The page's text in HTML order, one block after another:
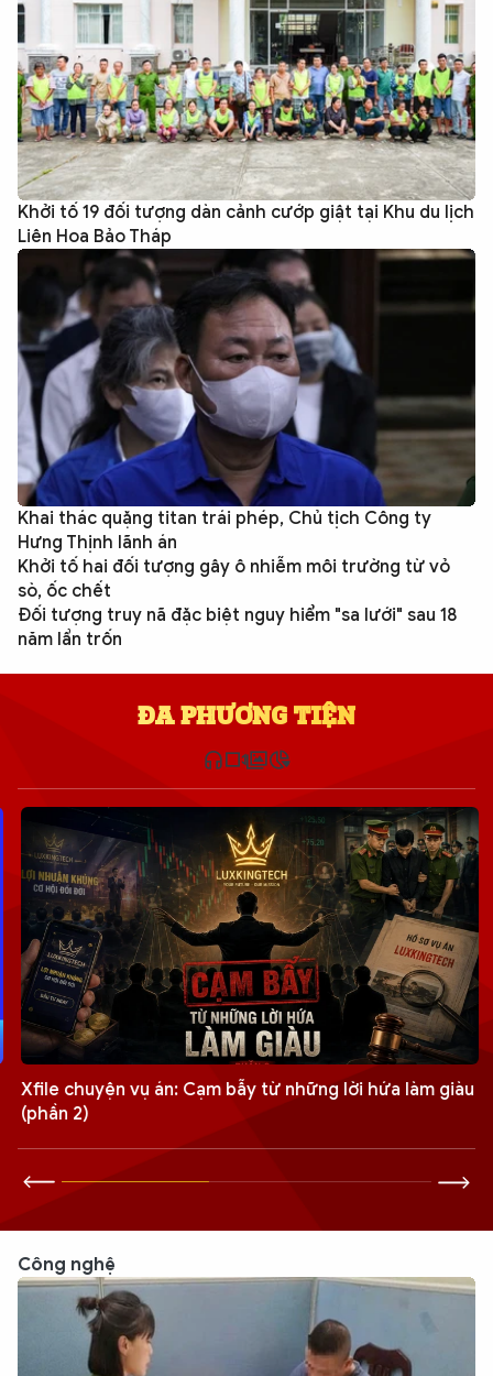
Khởi tố 19 đối tượng dàn cảnh cướp giật tại Khu du lịch
Liên Hoa Bảo Tháp
Khai thác quặng titan trái phép, Chủ tịch Công ty
Hưng Thịnh lãnh án
Khởi tố hai đối tượng gây ô nhiễm môi trường từ vỏ
sò, ốc chết
Đối tượng truy nã đặc biệt nguy hiểm "sa lưới" sau 18
năm lẩn trốn
ĐA PHƯƠNG TIỆN
Xfile chuyện vụ án: Cạm bẫy từ những lời hứa làm giàu
(phần 2)
Công nghệ